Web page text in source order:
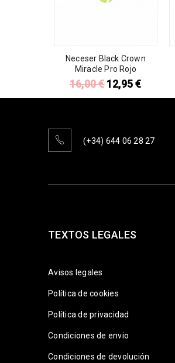
Neceser Black Crown
Miracle Pro Rojo
16,00€ 12,95€
(+34) 644 06 28 27
TEXTOS LEGALES
Avisos legales
Política de cookies
Política de privacidad
Condiciones de envio
Condiciones de devolución